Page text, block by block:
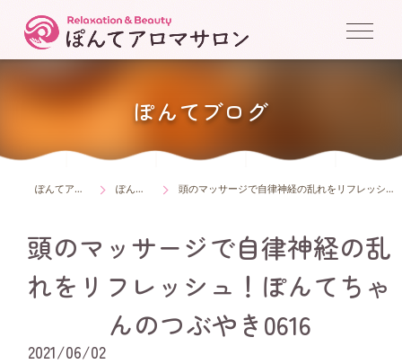
ぽんてブログ
ぽんてアロマサロン ぽんてブログ 頭のマッサージで自律神経の乱れをリフレッシュ！ぽんてちゃんのつぶやき0616
頭のマッサージで自律神経の乱
れをリフレッシュ！ぽんてちゃ
んのつぶやき0616
2021/06/02